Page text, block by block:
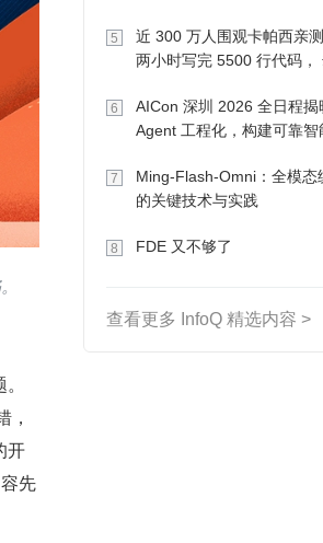
，
开
先
5
近 300 万人围观卡帕西亲
两小时写完 5500 行代码，
6
AICon 深圳 2026 全日程揭
Agent 工程化，构建可靠智
7
Ming-Flash-Omni：全模态
的关键技术与实践
8 FDE 又不够了
查看更多 InfoQ 精选内容 >